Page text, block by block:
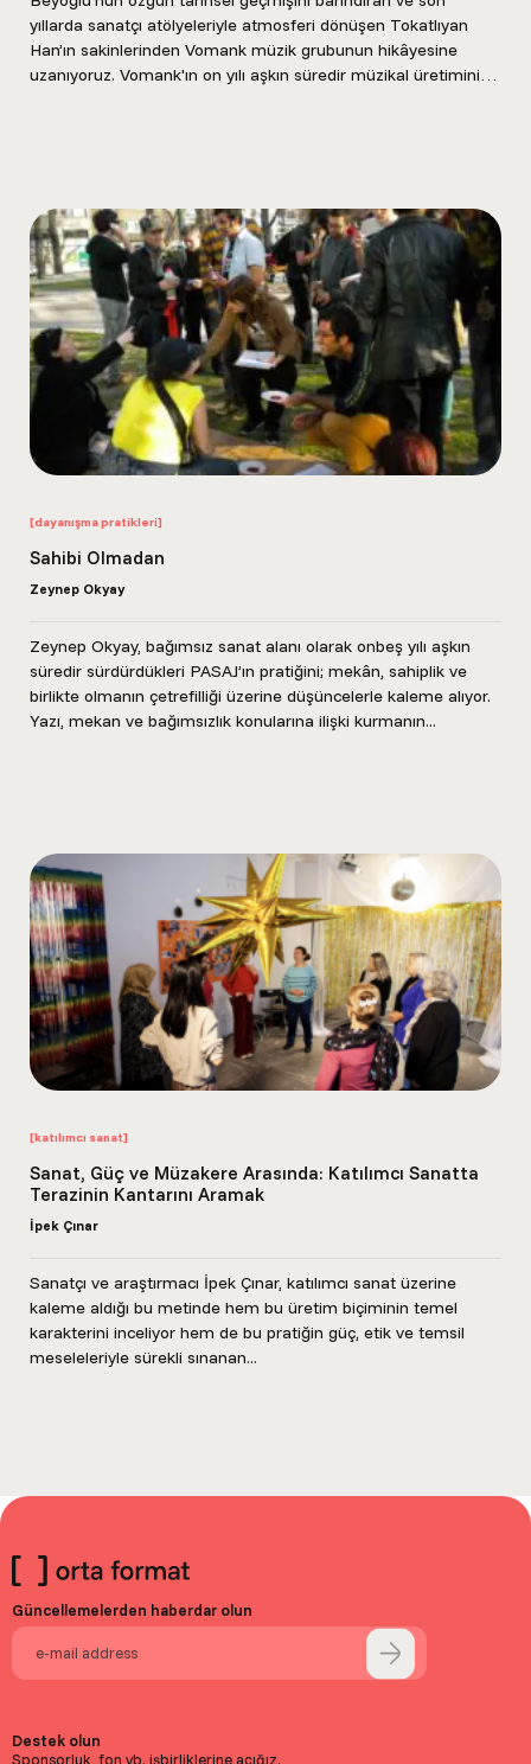
yıllarda sanatçı atölyeleriyle atmosferi dönüşen Tokatlıyan
Han’ın sakinlerinden Vomank müzik grubunun hikâyesine
uzanıyoruz. Vomank'ın on yılı aşkın süredir müzikal üretimini
[dayanışma pratikleri]
Sahibi Olmadan
Zeynep Okyay
Zeynep Okyay, bağımsız sanat alanı olarak onbeş yılı aşkın
süredir sürdürdükleri PASAJ’ın pratiğini; mekân, sahiplik ve
birlikte olmanın çetrefilliği üzerine düşüncelerle kaleme alıyor.
Yazı, mekan ve bağımsızlık konularına ilişki kurmanın...
[katılımcı sanat]
Sanat, Güç ve Müzakere Arasında: Katılımcı Sanatta
Terazinin Kantarını Aramak
İpek Çınar
Sanatçı ve araştırmacı İpek Çınar, katılımcı sanat üzerine
kaleme aldığı bu metinde hem bu üretim biçiminin temel
karakterini inceliyor hem de bu pratiğin güç, etik ve temsil
meseleleriyle sürekli sınanan...
Güncellemelerden haberdar olun
Destek olun
Sponsorluk, fon vb. işbirliklerine açığız.